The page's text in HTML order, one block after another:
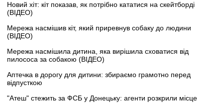
Новий хіт: кіт показав, як потрібно кататися на скейтборді
(ВІДЕО)
Мережа насмішив кіт, який приревнув собаку до людини
(ВІДЕО)
Мережа насмішила дитина, яка вирішила сховатися від
пилососа за собакою (ВІДЕО)
Аптечка в дорогу для дитини: збираємо грамотно перед
відпусткою
"Атеш" стежить за ФСБ у Донецьку: агенти розкрили місце